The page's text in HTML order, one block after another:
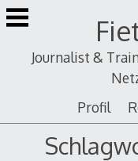
Zum
Inhalt
Journalist &
Profil